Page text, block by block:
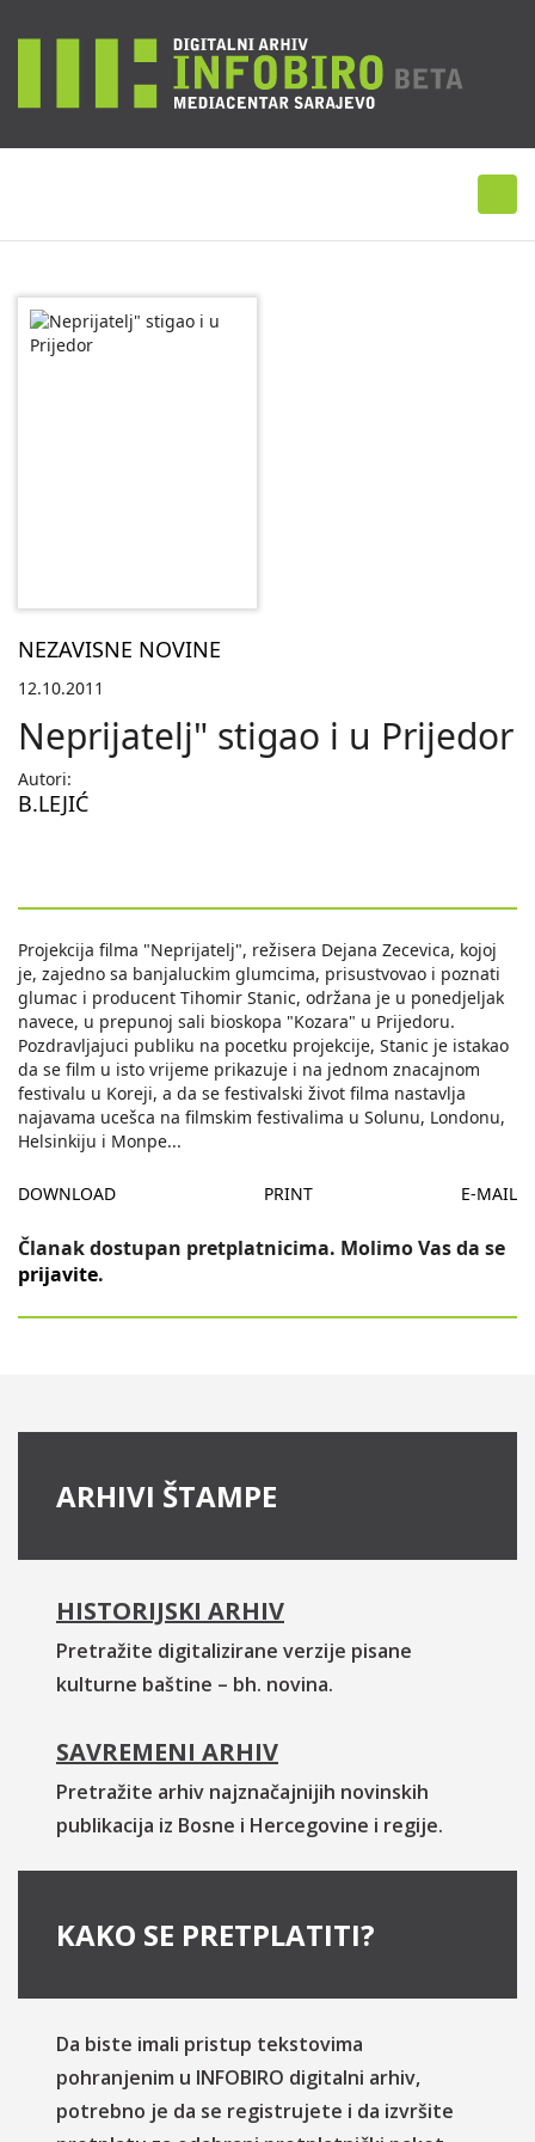
NEZAVISNE NOVINE
12.10.2011
Neprijatelj" stigao i u Prijedor
Autori:
B.LEJIĆ
Projekcija filma "Neprijatelj", režisera Dejana Zecevica, kojoj
je, zajedno sa banjaluckim glumcima, prisustvovao i poznati
glumac i producent Tihomir Stanic, održana je u ponedjeljak
navece, u prepunoj sali bioskopa "Kozara" u Prijedoru.
Pozdravljajuci publiku na pocetku projekcije, Stanic je istakao
da se film u isto vrijeme prikazuje i na jednom znacajnom
festivalu u Koreji, a da se festivalski život filma nastavlja
najavama ucešca na filmskim festivalima u Solunu, Londonu,
Helsinkiju i Monpe...
DOWNLOAD PRINT E-MAIL
Članak dostupan pretplatnicima. Molimo Vas da se
prijavite.
ARHIVI ŠTAMPE
HISTORIJSKI ARHIV
Pretražite digitalizirane verzije pisane
kulturne baštine – bh. novina.
SAVREMENI ARHIV
Pretražite arhiv najznačajnijih novinskih
publikacija iz Bosne i Hercegovine i regije.
KAKO SE PRETPLATITI?
Da biste imali pristup tekstovima
pohranjenim u INFOBIRO digitalni arhiv,
potrebno je da se registrujete i da izvršite